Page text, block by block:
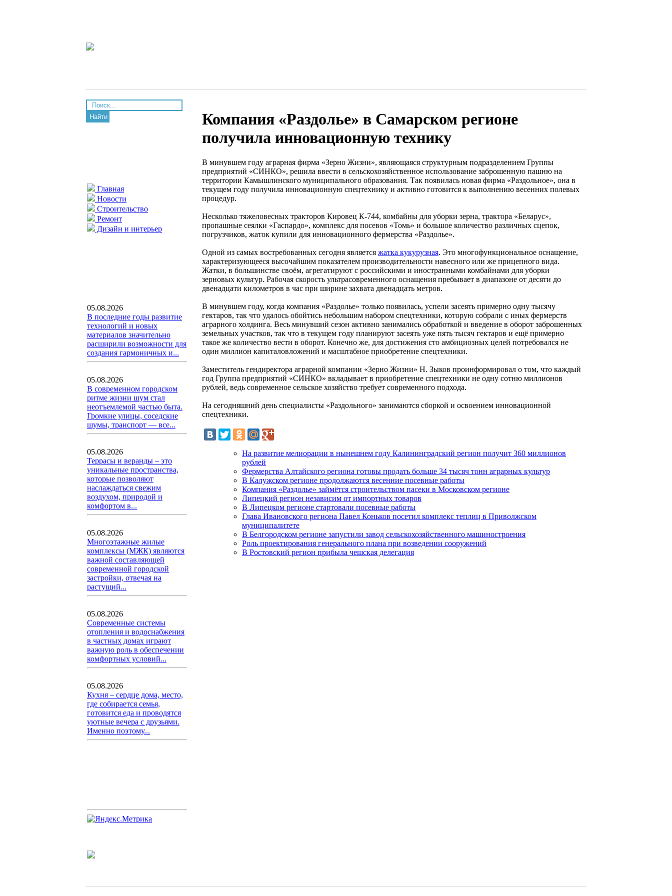
Найти
Главная
Новости
Строительство
Ремонт
Дизайн и интерьер
05.08.2026
В последние годы развитие
технологий и новых
материалов значительно
расширили возможности для
создания гармоничных и...
05.08.2026
В современном городском
ритме жизни шум стал
неотъемлемой частью быта.
Громкие улицы, соседские
шумы, транспорт — все...
05.08.2026
Террасы и веранды – это
уникальные пространства,
которые позволяют
наслаждаться свежим
воздухом, природой и
комфортом в...
05.08.2026
Многоэтажные жилые
комплексы (МЖК) являются
важной составляющей
современной городской
застройки, отвечая на
растущий...
05.08.2026
Современные системы
отопления и водоснабжения
в частных домах играют
важную роль в обеспечении
комфортных условий...
05.08.2026
Кухня – сердце дома, место,
где собирается семья,
готовится еда и проводятся
уютные вечера с друзьями.
Именно поэтому...
Компания «Раздолье» в Самарском регионе
получила инновационную технику
В минувшем году аграрная фирма «Зерно Жизни», являющаяся структурным подразделением Группы
предприятий «СИНКО», решила ввести в сельскохозяйственное использование заброшенную пашню на
территории Камышлинского муниципального образования. Так появилась новая фирма «Раздольное», она в
текущем году получила инновационную спецтехнику и активно готовится к выполнению весенних полевых
процедур.
Несколько тяжеловесных тракторов Кировец К-744, комбайны для уборки зерна, трактора «Беларус»,
пропашные сеялки «Гаспардо», комплекс для посевов «Томь» и большое количество различных сцепок,
погрузчиков, жаток купили для инновационного фермерства «Раздолье».
Одной из самых востребованных сегодня является жатка кукурузная. Это многофункциональное оснащение,
характеризующееся высочайшим показателем производительности навесного или же прицепного вида.
Жатки, в большинстве своём, агрегатируют с российскими и иностранными комбайнами для уборки
зерновых культур. Рабочая скорость ультрасовременного оснащения пребывает в диапазоне от десяти до
двенадцати километров в час при ширине захвата двенадцать метров.
В минувшем году, когда компания «Раздолье» только появилась, успели засеять примерно одну тысячу
гектаров, так что удалось обойтись небольшим набором спецтехники, которую собрали с иных фермерств
аграрного холдинга. Весь минувший сезон активно занимались обработкой и введение в оборот заброшенных
земельных участков, так что в текущем году планируют засеять уже пять тысяч гектаров и ещё примерно
такое же количество вести в оборот. Конечно же, для достижения сто амбициозных целей потребовался не
один миллион капиталовложений и масштабное приобретение спецтехники.
Заместитель гендиректора аграрной компании «Зерно Жизни» Н. Зыков проинформировал о том, что каждый
год Группа предприятий «СИНКО» вкладывает в приобретение спецтехники не одну сотню миллионов
рублей, ведь современное сельское хозяйство требует современного подхода.
На сегодняшний день специалисты «Раздольного» занимаются сборкой и освоением инновационной
спецтехники.
На развитие мелиорации в нынешнем году Калининградский регион получит 360 миллионов
рублей
Фермерства Алтайского региона готовы продать больше 34 тысяч тонн аграрных культур
В Калужском регионе продолжаются весенние посевные работы
Компания «Раздолье» займётся строительством пасеки в Московском регионе
Липецкий регион независим от импортных товаров
В Липецком регионе стартовали посевные работы
Глава Ивановского региона Павел Коньков посетил комплекс теплиц в Приволжском
муниципалитете
В Белгородском регионе запустили завод сельскохозяйственного машиностроения
Роль проектирования генерального плана при возведении сооружений
В Ростовский регион прибыла чешская делегация